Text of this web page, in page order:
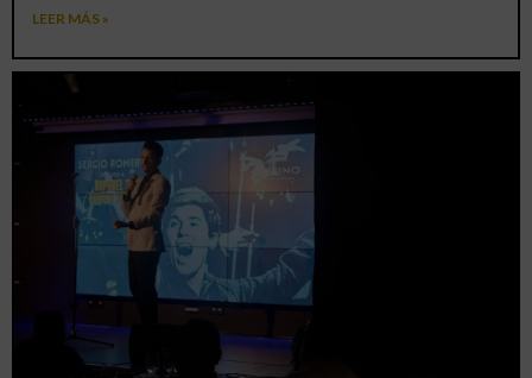
LEER MÁS »